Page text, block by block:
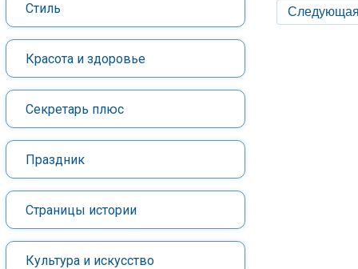
Стиль
Красота и здоровье
Секретарь плюс
Праздник
Страницы истории
Культура и искусство
Следующая